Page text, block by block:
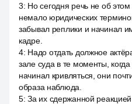
3: Но сегодня речь не об этом
немало юридических
забывал реплики и начинал
кадре.
4: Надо отдать должное
зале суда в те моменты,
начинал кривляться, они
образа наблюда.
5:За их сдержанной